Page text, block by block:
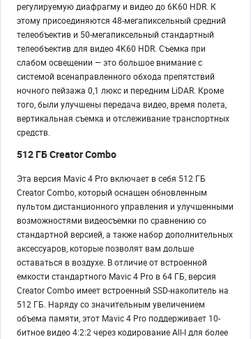
регулируемую диафрагму и видео до 6K60 HDR. К
этому присоединяются 48-мегапиксельный средний
телеобъектив и 50-мегапиксельный стандартный
телеобъектив для видео 4K60 HDR. Съемка при
слабом освещении — это большое внимание с
системой всенаправленного обхода препятствий
ночного пейзажа 0,1 люкс и передним LiDAR. Кроме
того, были улучшены передача видео, время полета,
вертикальная съемка и отслеживание транспортных
средств.
512 ГБ Creator Combo
Эта версия Mavic 4 Pro включает в себя 512 ГБ
Creator Combo, который оснащен обновленным
пультом дистанционного управления и улучшенными
возможностями видеосъемки по сравнению со
стандартной версией, а также набор дополнительных
аксессуаров, которые позволят вам дольше
оставаться в воздухе. В отличие от встроенной
емкости стандартного Mavic 4 Pro в 64 ГБ, версия
Creator Combo имеет встроенный SSD-накопитель на
512 ГБ. Наряду со значительным увеличением
объема памяти, этот Mavic 4 Pro поддерживает 10-
битное видео 4:2:2 через кодирование All-I для более